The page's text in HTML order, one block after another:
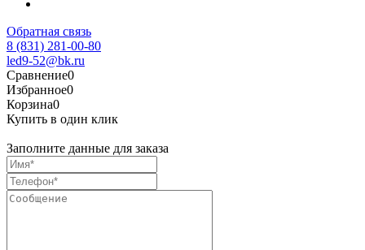
Обратная связь
8 (831) 281-00-80
led9-52@bk.ru
Сравнение0
Избранное0
Корзина0
Купить в один клик
Заполните данные для заказа